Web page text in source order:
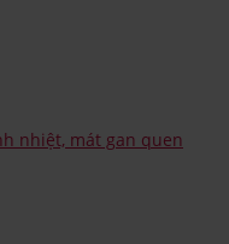
nhiệt, mát gan quen